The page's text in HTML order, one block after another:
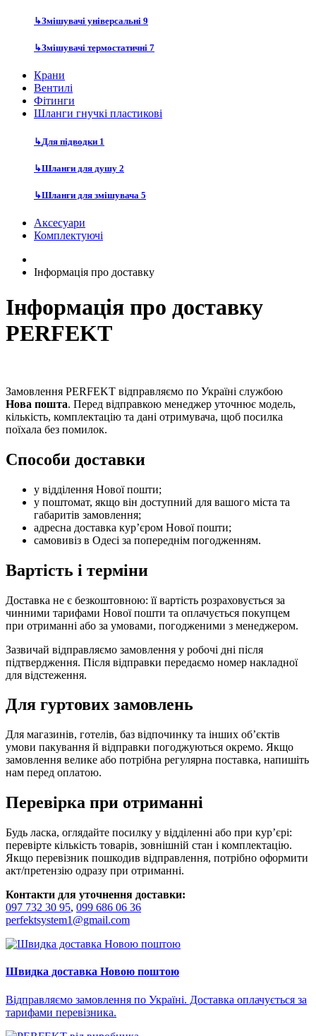
↳Змішувачі універсальні 9
↳Змішувачі термостатичні 7
Крани
Вентилі
Фітинги
Шланги гнучкі пластикові
↳Для підводки 1
↳Шланги для душу 2
↳Шланги для змішувача 5
Аксесуари
Комплектуючі
Інформація про доставку
Інформація про доставку
PERFEKT
Замовлення PERFEKT відправляємо по Україні службою
Нова пошта. Перед відправкою менеджер уточнює модель,
кількість, комплектацію та дані отримувача, щоб посилка
поїхала без помилок.
Способи доставки
у відділення Нової пошти;
у поштомат, якщо він доступний для вашого міста та
габаритів замовлення;
адресна доставка кур’єром Нової пошти;
самовивіз в Одесі за попереднім погодженням.
Вартість і терміни
Доставка не є безкоштовною: її вартість розраховується за
чинними тарифами Нової пошти та оплачується покупцем
при отриманні або за умовами, погодженими з менеджером.
Зазвичай відправляємо замовлення у робочі дні після
підтвердження. Після відправки передаємо номер накладної
для відстеження.
Для гуртових замовлень
Для магазинів, готелів, баз відпочинку та інших об’єктів
умови пакування й відправки погоджуються окремо. Якщо
замовлення велике або потрібна регулярна поставка, напишіть
нам перед оплатою.
Перевірка при отриманні
Будь ласка, оглядайте посилку у відділенні або при кур’єрі:
перевірте кількість товарів, зовнішній стан і комплектацію.
Якщо перевізник пошкодив відправлення, потрібно оформити
акт/претензію одразу при отриманні.
Контакти для уточнення доставки:
097 732 30 95, 099 686 06 36
perfektsystem1@gmail.com
Швидка доставка Новою поштою
Відправляємо замовлення по Україні. Доставка оплачується за
тарифами перевізника.